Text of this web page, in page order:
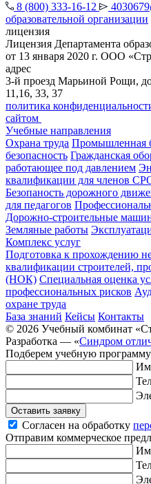
8 (800) 333-16-12
образовательной организации
лицензия
Лицензия Департамента
от 13 января 2020 г. ООО
адрес
3-й проезд Марьиной Рощи,
11,16, 33, 37
политика
сайтом
Учебные направления
Охрана труда Промышленная
безопасность Гражданская
работающее под давлением
квалификации для членов
Безопаность дорожного
для педагогов
Дорожно-строительные
Земляные работы
Комплекс услуг
Подготовка к прохождению
квалификации строителей,
(НОК) Специальная оценка
профессиональных рисков
охране труда
База знаний Кейсы Контакты
© 2026 Учебный комбинат
Разработка — «Синдром
Подберем учебную программу
Оставить заявку
Согласен на обработку
Отправим коммерческое